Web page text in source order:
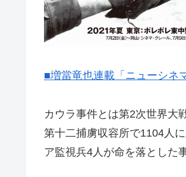
■増當竜也連載「ニューシネ
カウラ事件とは第2次世界大
第十二捕虜収容所で1104人
ア監視兵4人が命を落とした